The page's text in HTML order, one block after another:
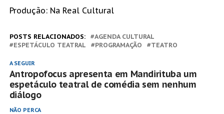
Produção: Na Real Cultural
POSTS RELACIONADOS:
AGENDA CULTURAL
ESPETÁCULO TEATRAL
PROGRAMAÇÃO TEATRO
A SEGUIR
Antropofocus apresenta em Mandirituba um
espetáculo teatral de comédia sem nenhum
diálogo
NÃO PERCA